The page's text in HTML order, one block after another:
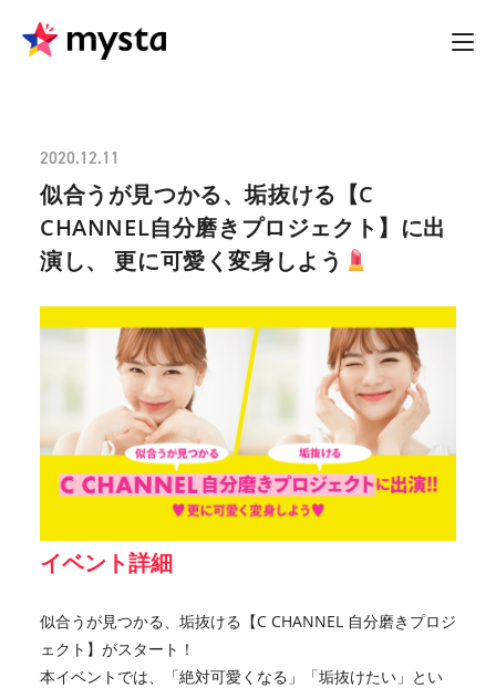
2020.12.11
似合うが見つかる、垢抜ける【C
CHANNEL自分磨きプロジェクト】に出
演し、 更に可愛く変身しよう
イベント詳細
似合うが見つかる、垢抜ける【C CHANNEL 自分磨きプロジ
ェクト】がスタート！
本イベントでは、「絶対可愛くなる」「垢抜けたい」とい